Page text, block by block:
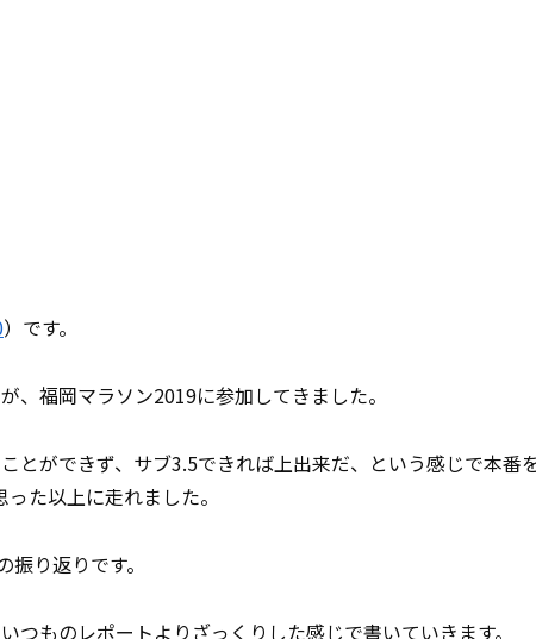
）です。
、福岡マラソン2019に参加してきました。
とができず、サブ3.5できれば上出来だ、という感じで本番
た以上に走れました。
り返りです。
つものレポートよりざっくりした感じで書いていきます。